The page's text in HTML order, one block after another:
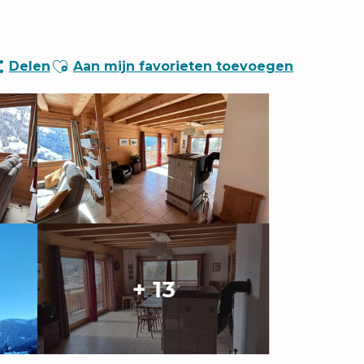
Delen Ajouter aux favoris
Aan mijn favorieten toevoegen
+ 13